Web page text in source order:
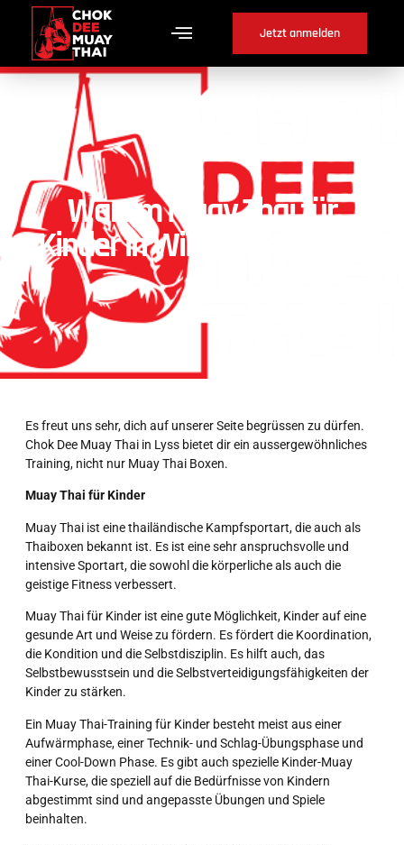
Jetzt anmelden
Warum Muay Thai für
Kinder in Wiler b. Seedorf ?
Es freut uns sehr, dich auf unserer Seite begrüssen zu dürfen.
Chok Dee Muay Thai in Lyss bietet dir ein aussergewöhnliches
Training, nicht nur Muay Thai Boxen.
Muay Thai für Kinder
Muay Thai ist eine thailändische Kampfsportart, die auch als
Thaiboxen bekannt ist. Es ist eine sehr anspruchsvolle und
intensive Sportart, die sowohl die körperliche als auch die
geistige Fitness verbessert.
Muay Thai für Kinder ist eine gute Möglichkeit, Kinder auf eine
gesunde Art und Weise zu fördern. Es fördert die Koordination,
die Kondition und die Selbstdisziplin. Es hilft auch, das
Selbstbewusstsein und die Selbstverteidigungsfähigkeiten der
Kinder zu stärken.
Ein Muay Thai-Training für Kinder besteht meist aus einer
Aufwärmphase, einer Technik- und Schlag-Übungsphase und
einer Cool-Down Phase. Es gibt auch spezielle Kinder-Muay
Thai-Kurse, die speziell auf die Bedürfnisse von Kindern
abgestimmt sind und angepasste Übungen und Spiele
beinhalten.